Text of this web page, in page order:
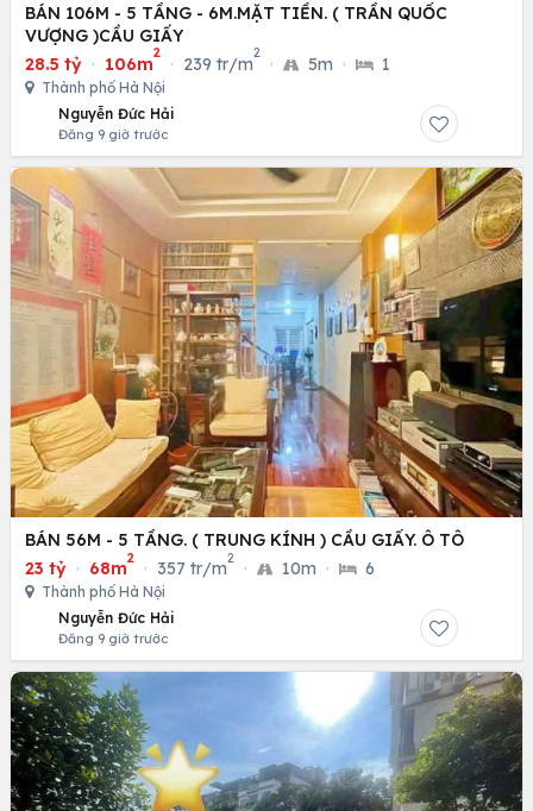
BÁN 106M - 5 TẦNG - 6M.MẶT TIỀN. ( TRẦN QUỐC
VƯỢNG )CẦU GIẤY
28.5 tỷ · 106m
2
· 239 tr/m
2
· 5m · 1
Thành phố Hà Nội
Nguyễn Đức Hải
Đăng 9 giờ trước
BÁN 56M - 5 TẦNG. ( TRUNG KÍNH ) CẦU GIẤY. Ô TÔ
23 tỷ · 68m
2
· 357 tr/m
2
· 10m · 6
Thành phố Hà Nội
Nguyễn Đức Hải
Đăng 9 giờ trước